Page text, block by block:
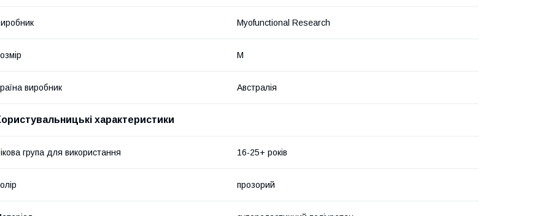
Myofunctional Research
M
виробник Австралія
характеристики
група для використання 16-25+ років
прозорий